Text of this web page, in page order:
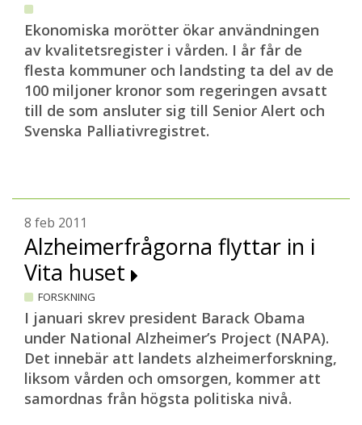
Ekonomiska morötter ökar användningen
av kvalitetsregister i vården. I år får de
flesta kommuner och landsting ta del av de
100 miljoner kronor som regeringen avsatt
till de som ansluter sig till Senior Alert och
Svenska Palliativregistret.
8 feb 2011
Alzheimerfrågorna flyttar in i
Vita huset
FORSKNING
I januari skrev president Barack Obama
under National Alzheimer’s Project (NAPA).
Det innebär att landets alzheimerforskning,
liksom vården och omsorgen, kommer att
samordnas från högsta politiska nivå.